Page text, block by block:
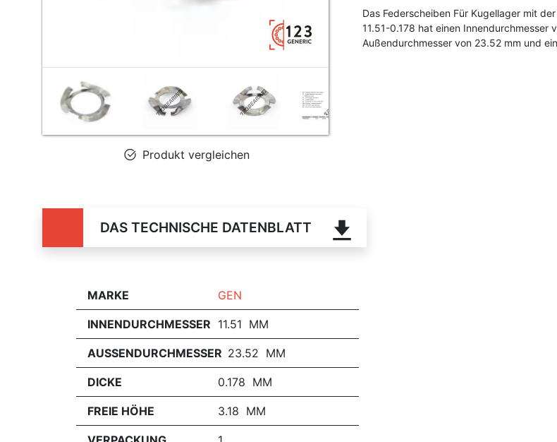
Produkt vergleichen
Das Federscheiben Für Kugellager mit
11.51-0.178 hat einen Innendurchmesser
Außendurchmesser von 23.52 mm und
DAS TECHNISCHE DATENBLATT
MARKE GEN
INNENDURCHMESSER 11.51 MM
AUSSENDURCHMESSER 23.52 MM
DICKE 0.178 MM
FREIE HÖHE 3.18 MM